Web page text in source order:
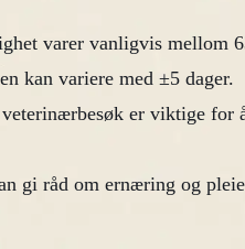
varer vanligvis mellom
kan variere med ±5 dager.
veterinærbesøk er viktige for
gi råd om ernæring og